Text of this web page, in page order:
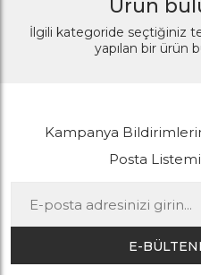
Ürün
İlgili kategoride seçtiğiniz
yapılan bir ürün
Kampanya
Posta
E-